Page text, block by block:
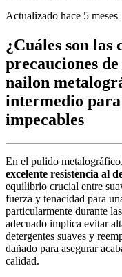
Actualizado hace 5 meses
¿Cuáles son
precauciones
nailon
intermedio
impecables
En el pulido metalográfico,
excelente resistencia al
equilibrio crucial entre
fuerza y tenacidad para
particularmente durante
adecuado implica evitar
detergentes suaves y
dañado para asegurar
calidad.